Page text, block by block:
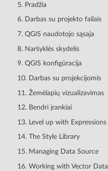
5. Pradžia
6. Darbas su projekto failais
7. QGIS naudotojo sąsaja
8. Naršyklės skydelis
9. QGIS konfigūracija
10. Darbas su projekcijomis
11. Žemėlapių vizualizavimas
12. Bendri įrankiai
13. Level up with Expressions
14. The Style Library
15. Managing Data Source
16. Working with Vector Data